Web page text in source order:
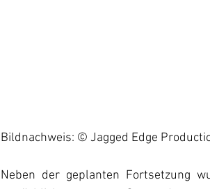
Bildnachweis: © Jagged Edge
Neben der geplanten Fortsetzung